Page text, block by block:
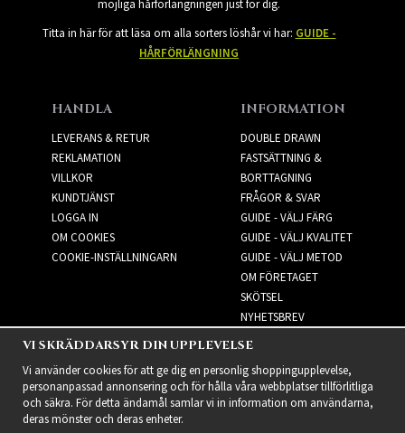
möjliga hårförlängningen just för dig.
Titta in här för att läsa om alla sorters löshår vi har: GUIDE -
HÅRFÖRLÄNGNING
HANDLA
LEVERANS & RETUR
REKLAMATION
VILLKOR
KUNDTJÄNST
LOGGA IN
OM COOKIES
COOKIE-INSTÄLLNINGARN
INFORMATION
DOUBLE DRAWN
FASTSÄTTNING &
BORTTAGNING
FRÅGOR & SVAR
GUIDE - VÄLJ FÄRG
GUIDE - VÄLJ KVALITET
GUIDE - VÄLJ METOD
OM FÖRETAGET
SKÖTSEL
NYHETSBREV
NYHETSBREV
VI SKRÄDDARSYR DIN UPPLEVELSE
Vi använder cookies för att ge dig en personlig shoppingupplevelse,
personanpassad annonsering och för hålla våra webbplatser tillförlitliga
och säkra. För detta ändamål samlar vi in information om användarna,
deras mönster och deras enheter.